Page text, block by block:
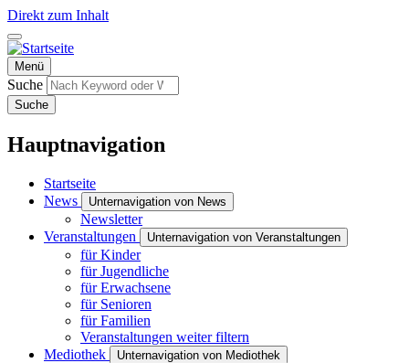
Direkt zum Inhalt
Menü
Suche
Suche
Hauptnavigation
Startseite
News
Unternavigation von News
Newsletter
Veranstaltungen
Unternavigation von Veranstaltungen
für Kinder
für Jugendliche
für Erwachsene
für Senioren
für Familien
Veranstaltungen weiter filtern
Mediothek
Unternavigation von Mediothek